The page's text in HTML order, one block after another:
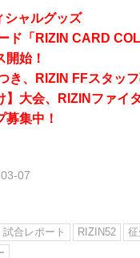
ャルグッズ
ド「RIZIN CARD
開始！
き、RIZIN FFスタッフ
大会、RIZINファイ
募集中！
07
試合レポート RIZIN52